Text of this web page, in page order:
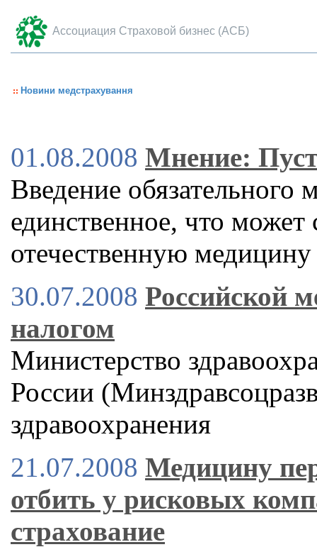
Ассоциация Страховой бизнес (АСБ)
Новини медстрахування
01.08.2008 Мнение:
Введение обязательного
единственное, что может
отечественную медицину
30.07.2008 Российской
налогом
Министерство
России
здравоохранения
21.07.2008 Медицину
отбить у рисковых
страхование